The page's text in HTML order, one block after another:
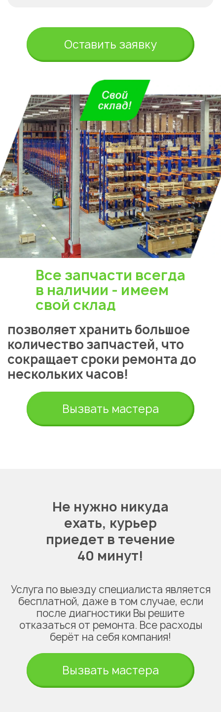
Оставить заявку
Все запчасти всегда
в наличии - имеем
свой склад
позволяет хранить большое
количество запчастей, что
сокращает сроки ремонта до
нескольких часов!
Вызвать мастера
Не нужно никуда
ехать, курьер
приедет в течение
40 минут!
Услуга по выезду специалиста является
бесплатной, даже в том случае, если
после диагностики Вы решите
отказаться от ремонта. Все расходы
берёт на себя компания!
Вызвать мастера
Укажите из какого вы
города
Астана